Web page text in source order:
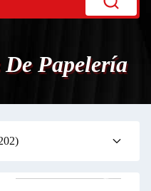
Papelería